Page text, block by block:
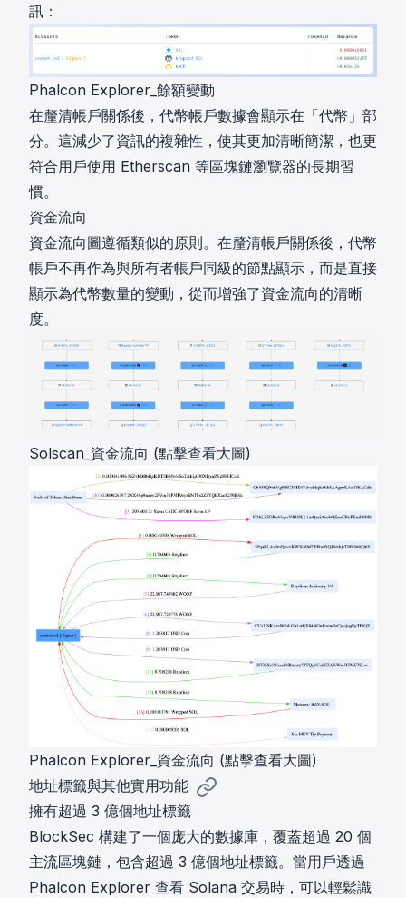
訊：
Phalcon Explorer_餘額變動
在釐清帳戶關係後，代幣帳戶數據會顯示在「代幣」部
分。這減少了資訊的複雜性，使其更加清晰簡潔，也更
符合用戶使用 Etherscan 等區塊鏈瀏覽器的長期習
慣。
資金流向
資金流向圖遵循類似的原則。在釐清帳戶關係後，代幣
帳戶不再作為與所有者帳戶同級的節點顯示，而是直接
顯示為代幣數量的變動，從而增強了資金流向的清晰
度。
Solscan_資金流向 (點擊查看大圖)
Phalcon Explorer_資金流向 (點擊查看大圖)
地址標籤與其他實用功能
擁有超過 3 億個地址標籤
BlockSec 構建了一個庞大的數據庫，覆蓋超過 20 個
主流區塊鏈，包含超過 3 億個地址標籤。當用戶透過
Phalcon Explorer 查看 Solana 交易時，可以輕鬆識